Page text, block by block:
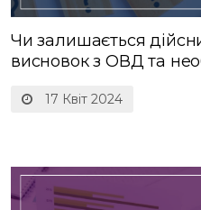
17 Квіт 2024
Чи залишається
висновок з ОВД та